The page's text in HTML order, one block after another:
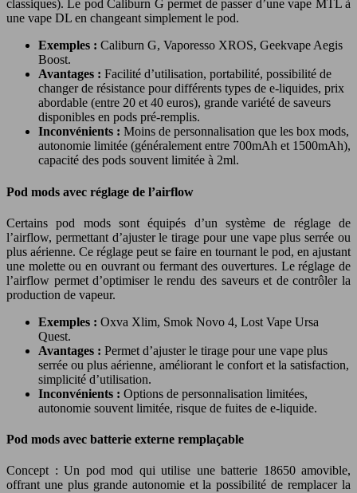
classiques). Le pod Caliburn G permet de passer d’une vape MTL à
une vape DL en changeant simplement le pod.
Exemples : Caliburn G, Vaporesso XROS, Geekvape Aegis
Boost.
Avantages : Facilité d’utilisation, portabilité, possibilité de
changer de résistance pour différents types de e-liquides, prix
abordable (entre 20 et 40 euros), grande variété de saveurs
disponibles en pods pré-remplis.
Inconvénients : Moins de personnalisation que les box mods,
autonomie limitée (généralement entre 700mAh et 1500mAh),
capacité des pods souvent limitée à 2ml.
Pod mods avec réglage de l’airflow
Certains pod mods sont équipés d’un système de réglage de
l’airflow, permettant d’ajuster le tirage pour une vape plus serrée ou
plus aérienne. Ce réglage peut se faire en tournant le pod, en ajustant
une molette ou en ouvrant ou fermant des ouvertures. Le réglage de
l’airflow permet d’optimiser le rendu des saveurs et de contrôler la
production de vapeur.
Exemples : Oxva Xlim, Smok Novo 4, Lost Vape Ursa
Quest.
Avantages : Permet d’ajuster le tirage pour une vape plus
serrée ou plus aérienne, améliorant le confort et la satisfaction,
simplicité d’utilisation.
Inconvénients : Options de personnalisation limitées,
autonomie souvent limitée, risque de fuites de e-liquide.
Pod mods avec batterie externe remplaçable
Concept : Un pod mod qui utilise une batterie 18650 amovible,
offrant une plus grande autonomie et la possibilité de remplacer la